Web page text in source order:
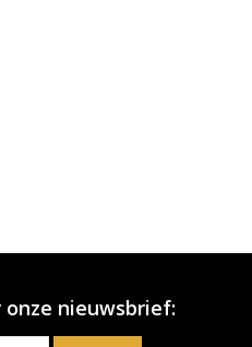
nieuwsbrief: